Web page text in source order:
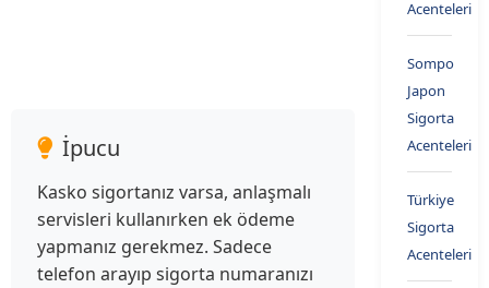
İpucu
Kasko sigortanız varsa, anlaşmalı
servisleri kullanırken ek ödeme
yapmanız gerekmez. Sadece
telefon arayıp sigorta numaranızı
Acenteleri
Sompo
Japon
Sigorta
Acenteleri
Türkiye
Sigorta
Acenteleri